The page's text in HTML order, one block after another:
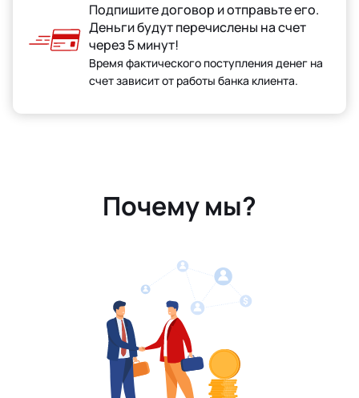
Подпишите договор и отправьте его.
Деньги будут перечислены на счет
через 5 минут!
Время фактического поступления денег на
счет зависит от работы банка клиента.
Почему мы?